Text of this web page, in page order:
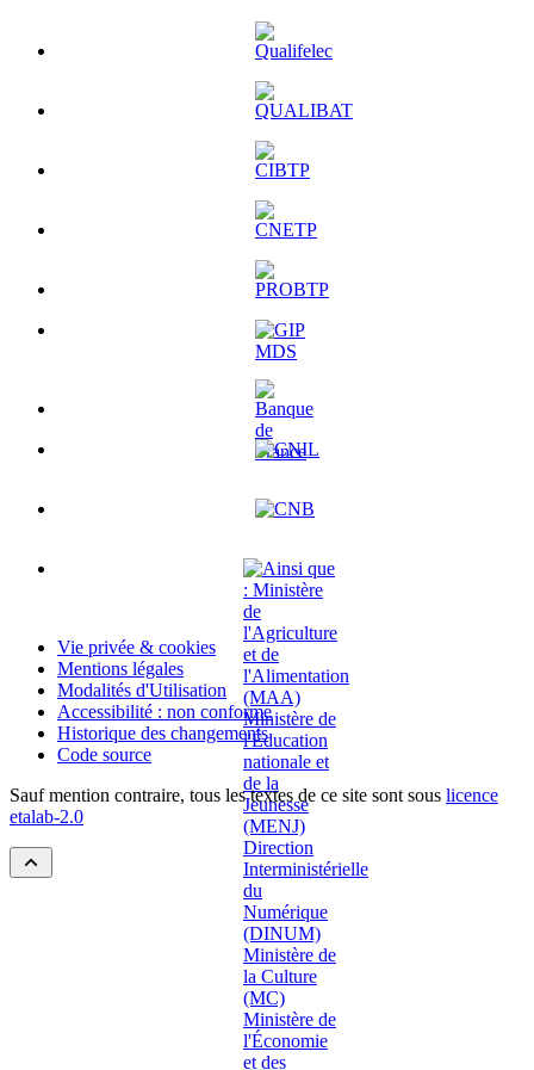
Vie privée & cookies
Mentions légales
Modalités d'Utilisation
Accessibilité : non conforme
Historique des changements
Code source
Sauf mention contraire, tous les textes de ce site sont sous licence
etalab-2.0